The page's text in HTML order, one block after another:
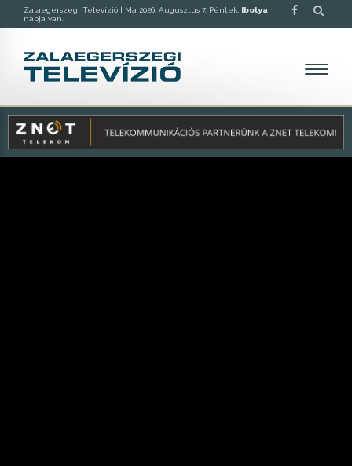
Zalaegerszegi Televízió | Ma 2026. Augusztus 7. Péntek, Ibolya
napja van.